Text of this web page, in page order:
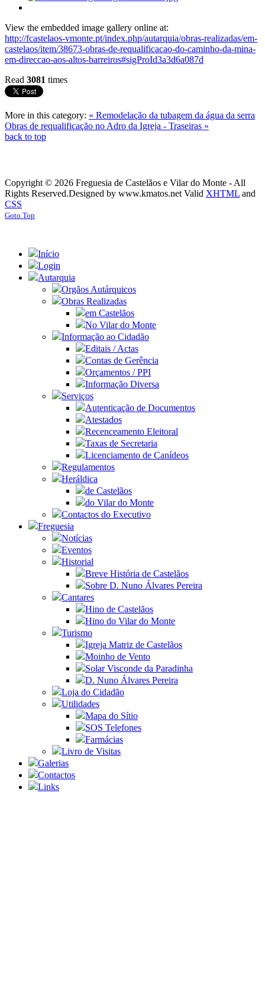
View the embedded image gallery online at:
http://fcastelaos-vmonte.pt/index.php/autarquia/obras-realizadas/em-
castelaos/item/38673-obras-de-requalificacao-do-caminho-da-mina-
em-direccao-aos-altos-barreiros#sigProId3a3d6a087d
Read 3081 times
More in this category: « Remodelação da tubagem da água da serra
Obras de requalificação no Adro da Igreja - Traseiras »
back to top
Copyright © 2026 Freguesia de Castelãos e Vilar do Monte - All
Rights Reserved.Designed by www.kmatos.net Valid XHTML and
CSS
Goto Top
Início
Login
Autarquia
Orgãos Autárquicos
Obras Realizadas
em Castelãos
No Vilar do Monte
Informação ao Cidadão
Editais / Actas
Contas de Gerência
Orçamentos / PPI
Informação Diversa
Serviços
Autenticação de Documentos
Atestados
Recenceamento Eleitoral
Taxas de Secretaria
Licenciamento de Canídeos
Regulamentos
Heráldica
de Castelãos
do Vilar do Monte
Contactos do Executivo
Freguesia
Notícias
Eventos
Historial
Breve História de Castelãos
Sobre D. Nuno Álvares Pereira
Cantares
Hino de Castelãos
Hino do Vilar do Monte
Turismo
Igreja Matriz de Castelãos
Moinho de Vento
Solar Visconde da Paradinha
D. Nuno Álvares Pereira
Loja do Cidadão
Utilidades
Mapa do Sítio
SOS Telefones
Farmácias
Livro de Visitas
Galerias
Contactos
Links